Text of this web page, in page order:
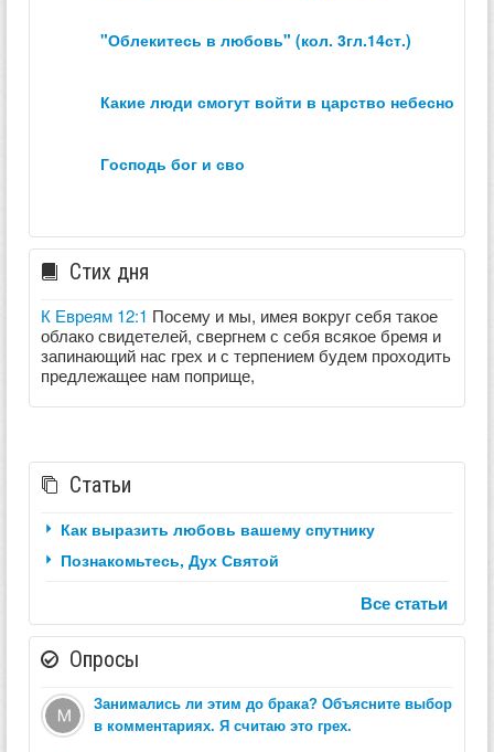
"облекитесь в любовь" (кол. 3гл.14ст.)
какие люди смогут войти в царство небесное？
господь бог и сво
Стих дня
К Евреям 12:1 Посему и мы, имея вокруг себя такое
облако свидетелей, свергнем с себя всякое бремя и
запинающий нас грех и с терпением будем проходить
предлежащее нам поприще,
Статьи
Как выразить любовь вашему спутнику
Познакомьтесь, Дух Святой
Все статьи
Опросы
Занимались ли этим до брака? Объясните выбор
в комментариях. Я считаю это грех.